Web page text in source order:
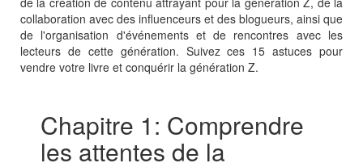
collaboration avec des influenceurs et des blogueurs, ainsi que
de l'organisation d'événements et de rencontres avec les
lecteurs de cette génération. Suivez ces 15 astuces pour
vendre votre livre et conquérir la génération Z.
Chapitre 1: Comprendre
les attentes de la